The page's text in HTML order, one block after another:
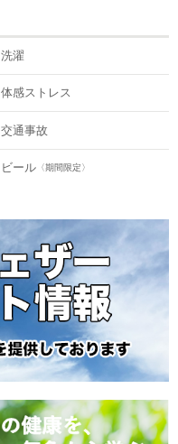
洗濯
体感ストレス
交通事故
ビール 〈期間限定〉